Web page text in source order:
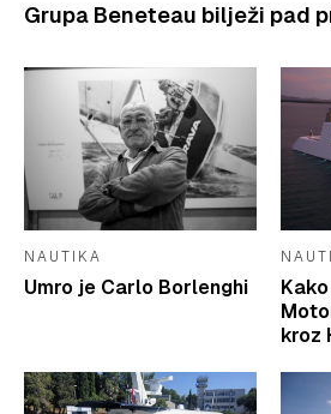
Grupa Beneteau bilježi pad
NAUTIKA
Umro je Carlo Borlenghi
kroz